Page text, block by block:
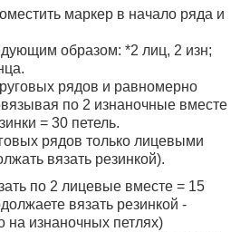
маркер в начало ряда и
образом: *2 лиц, 2 изн;
рядов и равномерно
по 2 изнаночные вместе
= 30 петель.
рядов только лицевыми
вязать резинкой).
по 2 лицевые вместе = 15
вязать резинкой -
на изнаночных петлях)